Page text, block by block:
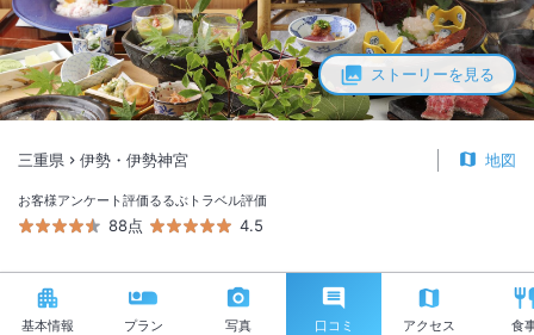
ストーリーを見る
三重県 伊勢・伊勢神宮 地図
お客様アンケート評価
88点
るるぶトラベル評価
4.5
基本情報 プラン 写真 口コミ アクセス 食